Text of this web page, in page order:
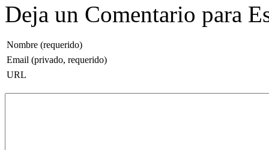
Deja un Comentario para
Nombre (requerido)
Email (privado, requerido)
URL